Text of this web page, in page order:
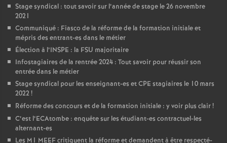
Stage syndical : tout savoir sur l’année de stage le 26 novembre
2021
Communiqué : Fiasco de la réforme de la formation initiale et
mépris des entrant-es dans le métier
Élection à l’INSPE : la FSU majoritaire
Infostagiaires de la rentrée 2024 : Tout savoir pour réussir son
entrée dans le métier
Stage syndical pour les enseignant-es etCPE stagiaires le 10 mars
2022!
Réforme des concours et de la formation initiale : y voir plus clair!
C’est l’ECAtombe : enquête sur les étudiant-es contractuel-les
alternant-es
Les M1 MEEFcritiquent la réforme et demandent à être respecté-